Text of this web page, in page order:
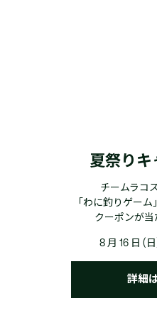
夏祭りキ
チームラコ
「わに釣りゲーム
クーポンが当
8 月 16 日 (
詳細